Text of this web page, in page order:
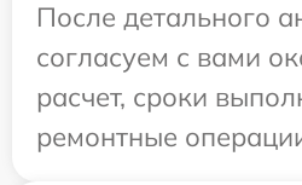
После детального
согласуем с вами
расчет, сроки
ремонтные